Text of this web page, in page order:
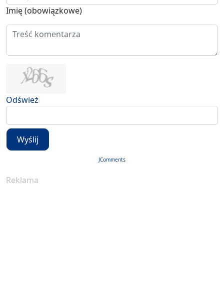
Imię (obowiązkowe)
Odśwież
Wyślij
JComments
Reklama